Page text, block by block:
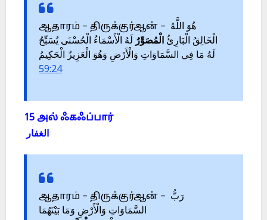
ஆதாரம் – திருக்குர்ஆன் – هُوَ اللَّهُ
الْخَالِقُ الْبَارِئُ الْمُصَوِّرُلَهُ الْأَسْمَاءُ الْحُسْنَى يُسَبِّحُ
لَهُ مَا فِي السَّمَاوَاتِ وَالْأَرْضِ وَهُوَ الْعَزِيزُ الْحَكِيمُ
59:24
15 அல் ஃகஃப்பார்
ஆதாரம் – திருக்குர்ஆன் – رَبُّ
السَّمَاوَاتِ وَالْأَرْضِ وَمَا بَيْنَهُمَا